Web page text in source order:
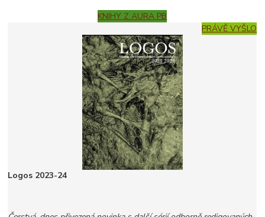
KNIHY Z AURA PB
PRÁVĚ VYŠLO
Logos 2023-24